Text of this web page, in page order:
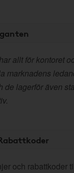
allt för kontoret
marknadens
de lagerför även
och rabattkoder